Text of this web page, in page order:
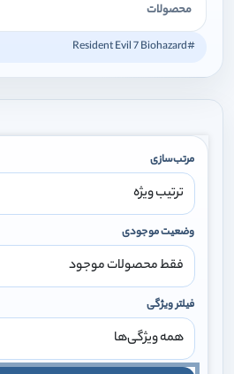
محصولات
#Resident Evil 7 Biohazard
مرتب‌سازی
وضعیت موجودی
فیلتر ویژگی